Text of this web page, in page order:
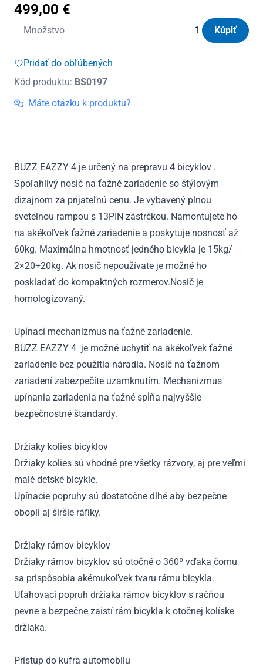
499,00 €
Množstvo
množstvo
bicyklov
ťažné
zariadenie
Kúpiť
Pridať do obľúbených
Kód produktu: BS0197
Máte otázku k produktu?
BUZZ EAZZY 4 je určený na prepravu 4 bicyklov .
Spoľahlivý nosič na ťažné zariadenie so štýlovým
dizajnom za prijateľnú cenu. Je vybavený plnou
svetelnou rampou s 13PIN zástrčkou. Namontujete ho
na akékoľvek ťažné zariadenie a poskytuje nosnosť až
60kg. Maximálna hmotnosť jedného bicykla je 15kg/
2×20+20kg. Ak nosič nepoužívate je možné ho
poskladať do kompaktných rozmerov.Nosič je
homologizovaný.
Upínací mechanizmus na ťažné zariadenie.
BUZZ EAZZY 4 je možné uchytiť na akékoľvek ťažné
zariadenie bez použitia náradia. Nosič na ťažnom
zariadení zabezpečíte uzamknutím. Mechanizmus
upínania zariadenia na ťažné spĺňa najvyššie
bezpečnostné štandardy.
Držiaky kolies bicyklov
Držiaky kolies sú vhodné pre všetky rázvory, aj pre veľmi
malé detské bicykle.
Upínacie popruhy sú dostatočne dlhé aby bezpečne
obopli aj širšie ráfiky.
Držiaky rámov bicyklov
Držiaky rámov bicyklov sú otočné o 360º vďaka čomu
sa prispôsobia akémukoľvek tvaru rámu bicykla.
Uťahovací popruh držiaka rámov bicyklov s račňou
pevne a bezpečne zaistí rám bicykla k otočnej kolíske
držiaka.
Prístup do kufra automobilu